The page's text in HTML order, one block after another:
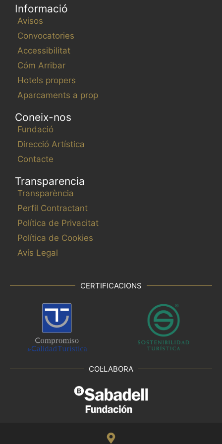
Informació
Avisos
Convocatories
Accessibilitat
Cóm Arribar
Hotels propers
Aparcaments a prop
Coneix-nos
Fundació
Direcció Artística
Contacte
Transparencia
Transparència
Perfil Contractant
Política de Privacitat
Política de Cookies
Avís Legal
CERTIFICACIONS
COL·LABORA